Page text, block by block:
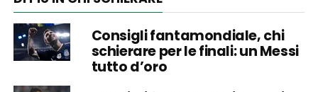
Consigli fantamondiale, chi
schierare per le finali: un Messi
tutto d’oro